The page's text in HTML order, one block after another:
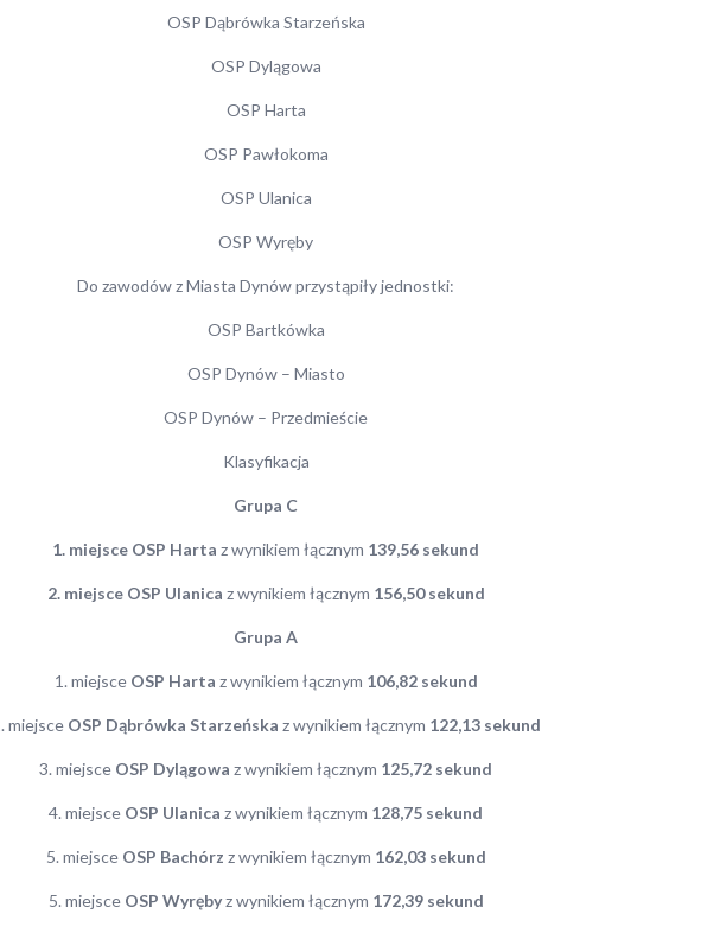
OSP Dąbrówka Starzeńska
OSP Dylągowa
OSP Harta
OSP Pawłokoma
OSP Ulanica
OSP Wyręby
Do zawodów z Miasta Dynów przystąpiły jednostki:
OSP Bartkówka
OSP Dynów – Miasto
OSP Dynów – Przedmieście
Klasyfikacja
Grupa C
1. miejsce OSP Harta z wynikiem łącznym 139,56 sekund
2. miejsce OSP Ulanica z wynikiem łącznym 156,50 sekund
Grupa A
1. miejsce OSP Harta z wynikiem łącznym 106,82 sekund
miejsce OSP Dąbrówka Starzeńska z wynikiem łącznym 122,13 sekund
3. miejsce OSP Dylągowa z wynikiem łącznym 125,72 sekund
4. miejsce OSP Ulanica z wynikiem łącznym 128,75 sekund
5. miejsce OSP Bachórz z wynikiem łącznym 162,03 sekund
5. miejsce OSP Wyrębyz wynikiem łącznym 172,39 sekund